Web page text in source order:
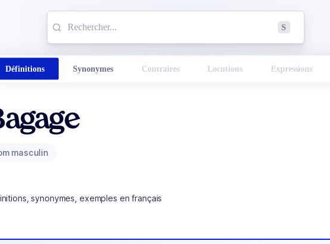
S
Définitions Synonymes Contraires Locutions Expressions
masculin
synonymes, exemples en français